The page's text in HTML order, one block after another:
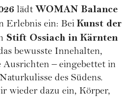
lädt WOMAN Balance
Erlebnis ein: Bei Kunst der
Stift Ossiach in Kärnten
bewusste Innehalten,
Ausrichten – eingebettet in
des Südens.
wieder dazu ein, Körper,